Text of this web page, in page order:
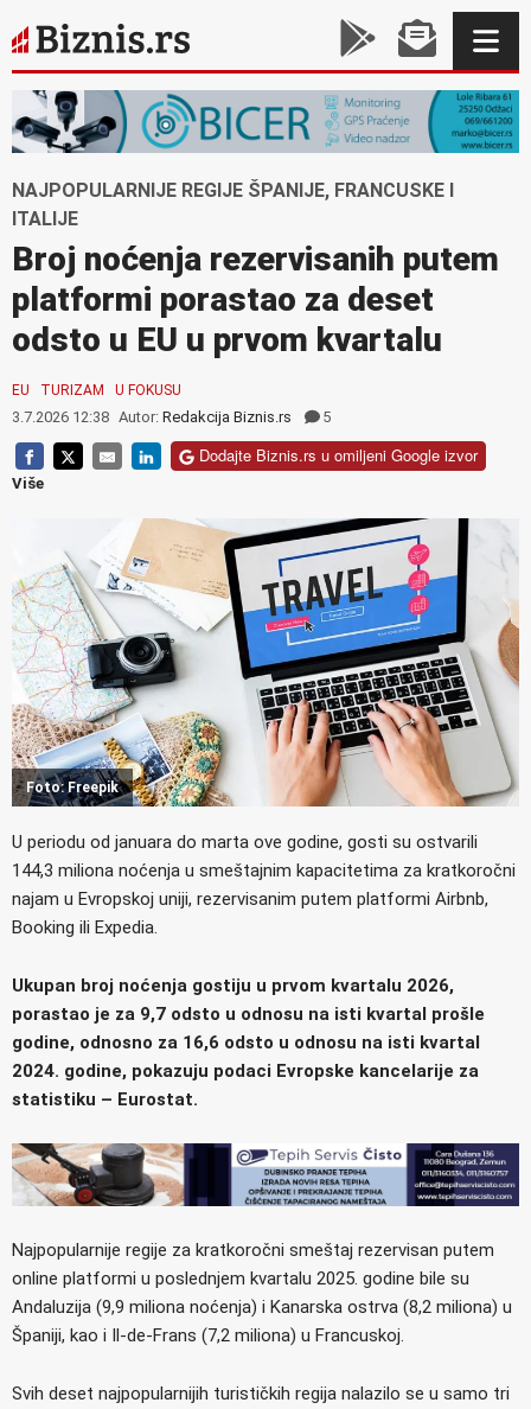
NAJPOPULARNIJE REGIJE ŠPANIJE, FRANCUSKE I
ITALIJE
Broj noćenja rezervisanih putem
platformi porastao za deset
odsto u EU u prvom kvartalu
EU TURIZAM U FOKUSU
3.7.2026 12:38 Autor: Redakcija Biznis.rs 5
Dodajte Biznis.rs u omiljeni Google izvor
Više
Foto: Freepik
U periodu od januara do marta ove godine, gosti su ostvarili
144,3 miliona noćenja u smeštajnim kapacitetima za kratkoročni
najam u Evropskoj uniji, rezervisanim putem platformi Airbnb,
Booking ili Expedia.
Ukupan broj noćenja gostiju u prvom kvartalu 2026,
porastao je za 9,7 odsto u odnosu na isti kvartal prošle
godine, odnosno za 16,6 odsto u odnosu na isti kvartal
2024. godine, pokazuju podaci Evropske kancelarije za
statistiku – Eurostat.
Najpopularnije regije za kratkoročni smeštaj rezervisan putem
online platformi u poslednjem kvartalu 2025. godine bile su
Andaluzija (9,9 miliona noćenja) i Kanarska ostrva (8,2 miliona) u
Španiji, kao i Il-de-Frans (7,2 miliona) u Francuskoj.
Svih deset najpopularnijih turističkih regija nalazilo se u samo tri